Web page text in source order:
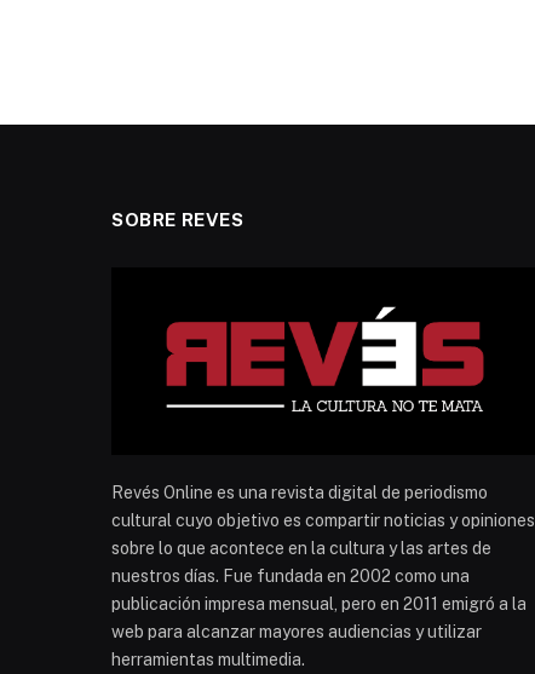
SOBRE REVES
Revés Online es una revista digital de periodismo
cultural cuyo objetivo es compartir noticias y opiniones
sobre lo que acontece en la cultura y las artes de
nuestros días. Fue fundada en 2002 como una
publicación impresa mensual, pero en 2011 emigró a la
web para alcanzar mayores audiencias y utilizar
herramientas multimedia.